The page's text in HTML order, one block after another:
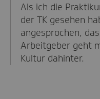
Als ich die
der TK gesehen
angesprochen,
Arbeitgeber geht
Kultur dahinter.